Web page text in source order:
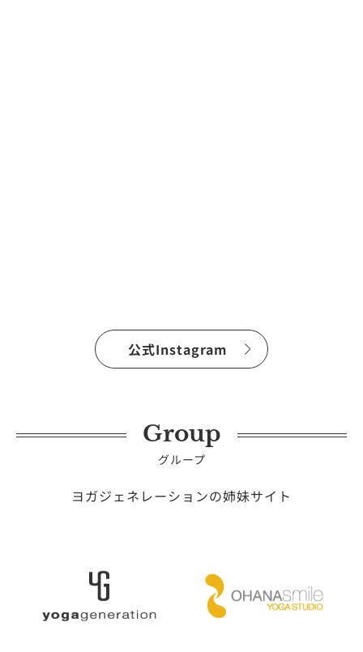
公式Instagram
Group
グループ
ヨガジェネレーションの姉妹サイト